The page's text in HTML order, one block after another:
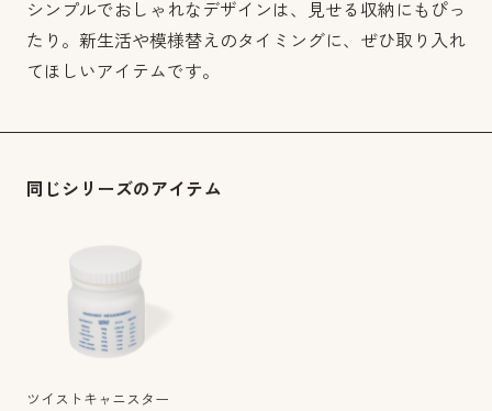
シンプルでおしゃれなデザインは、見せる収納にもぴっ
たり。新生活や模様替えのタイミングに、ぜひ取り入れ
てほしいアイテムです。
同じシリーズのアイテム
ツイストキャニスター